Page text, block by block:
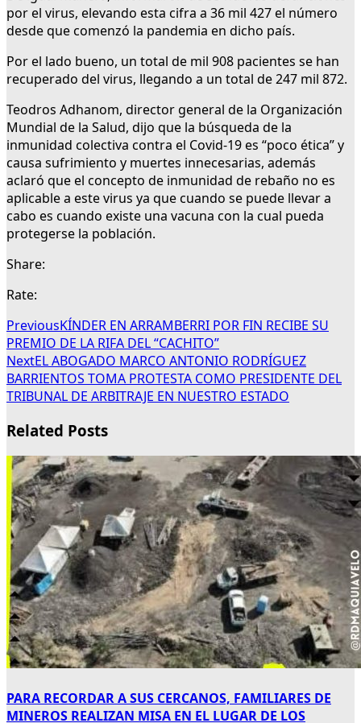
por el virus, elevando esta cifra a 36 mil 427 el número
desde que comenzó la pandemia en dicho país.
Por el lado bueno, un total de mil 908 pacientes se han
recuperado del virus, llegando a un total de 247 mil 872.
Teodros Adhanom, director general de la Organización
Mundial de la Salud, dijo que la búsqueda de la
inmunidad colectiva contra el Covid-19 es “poco ética” y
causa sufrimiento y muertes innecesarias, además
aclaró que el concepto de inmunidad de rebaño no es
aplicable a este virus ya que cuando se puede llevar a
cabo es cuando existe una vacuna con la cual pueda
protegerse la población.
Share:
Rate:
PreviousKÍNDER EN ARRAMBERRI POR FIN RECIBE SU
PREMIO DE LA RIFA DEL “CACHITO”
NextEL ABOGADO MARCO ANTONIO RODRÍGUEZ
BARRIENTOS TOMA PROTESTA COMO PRESIDENTE DEL
TRIBUNAL DE ARBITRAJE EN NUESTRO ESTADO
Related Posts
PARA RECORDAR A SUS CERCANOS, FAMILIARES DE
MINEROS REALIZAN MISA EN EL LUGAR DE LOS